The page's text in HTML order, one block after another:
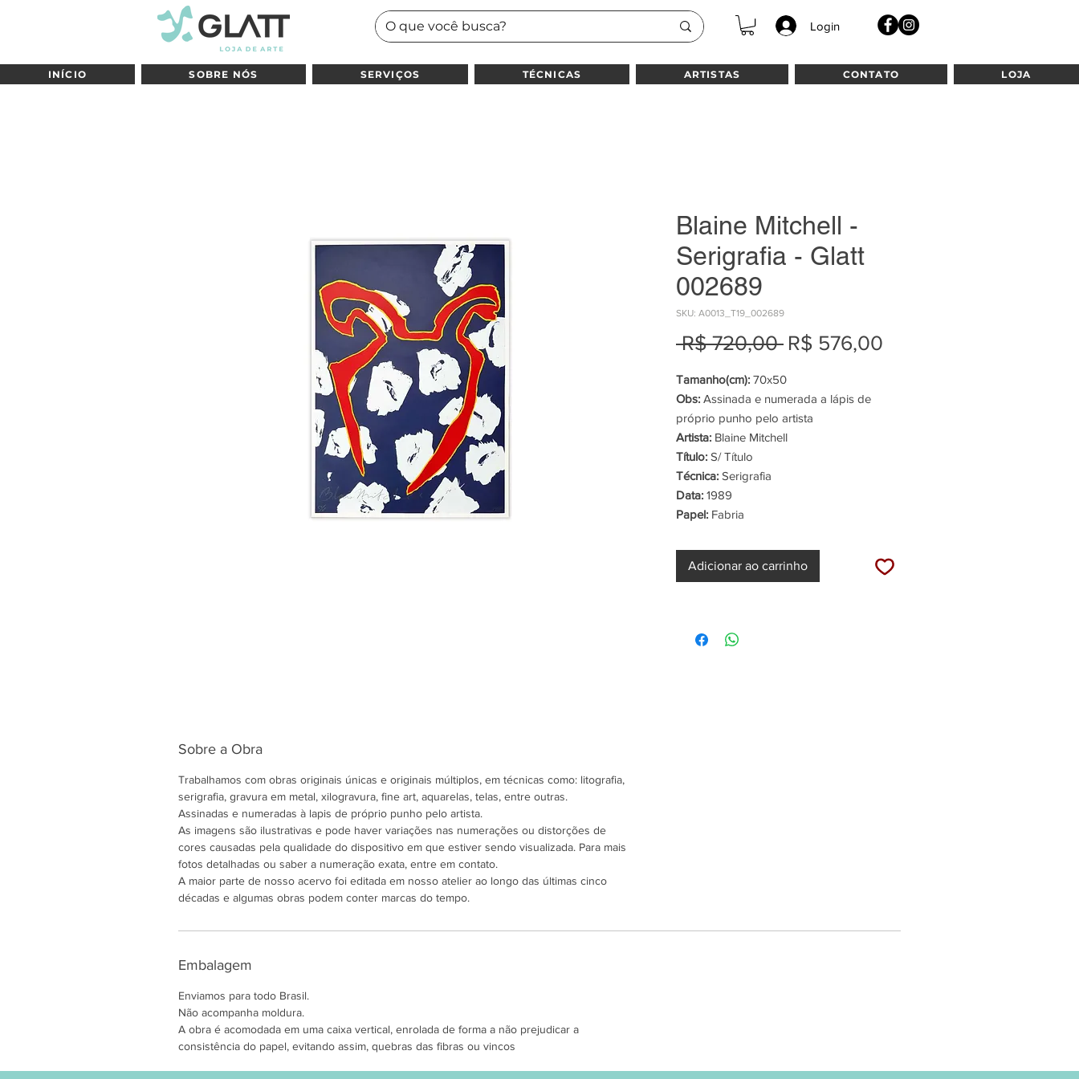
Login
INÍCIO SOBRE NÓS SERVIÇOS TÉCNICAS ARTISTAS CONTATO LOJA
Blaine Mitchell -
Serigrafia - Glatt
002689
SKU: A0013_T19_002689
R$ 720,00 Preço
R$ 576,00
Tamanho(cm): 70x50
Obs: Assinada e numerada a lápis de
próprio punho pelo artista
Artista: Blaine Mitchell
Título: S/ Título
Técnica: Serigrafia
Data: 1989
Papel: Fabria
Adicionar ao carrinho
Sobre a Obra
Trabalhamos com obras originais únicas e originais múltiplos, em técnicas como: litografia,
serigrafia, gravura em metal, xilogravura, fine art, aquarelas, telas, entre outras.
Assinadas e numeradas à lapis de próprio punho pelo artista.
As imagens são ilustrativas e pode haver variações nas numerações ou distorções de
cores causadas pela qualidade do dispositivo em que estiver sendo visualizada. Para mais
fotos detalhadas ou saber a numeração exata, entre em contato.
A maior parte de nosso acervo foi editada em nosso atelier ao longo das últimas cinco
décadas e algumas obras podem conter marcas do tempo.
Embalagem
Enviamos para todo Brasil.
Não acompanha moldura.
A obra é acomodada em uma caixa vertical, enrolada de forma a não prejudicar a
consistência do papel, evitando assim, quebras das fibras ou vincos